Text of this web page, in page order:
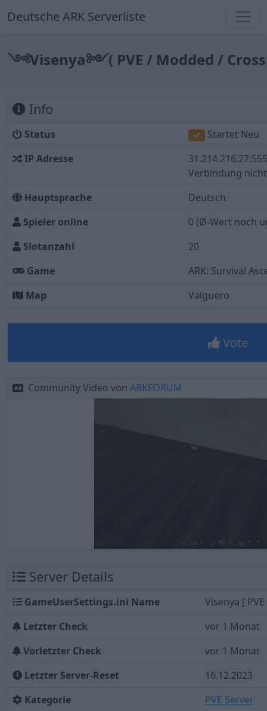
Deutsche ARK Serverliste
༺Visenya༻( PVE / Modded /
Info
Status
Startet Neu
IP Adresse
Verbindung
Hauptsprache
Deutsch
Spieler online
0 (Ø-Wert noch
Slotanzahl
20
Game
ARK: Survival
Map
Valguero
Vote
Community Video von ARKFORUM
Server Details
GameUserSettings.ini Name
Visenya [
Letzter Check
vor 1 Monat
Vorletzter Check
vor 1 Monat
Letzter Server-Reset
16.12.2023
Kategorie
PVE Server